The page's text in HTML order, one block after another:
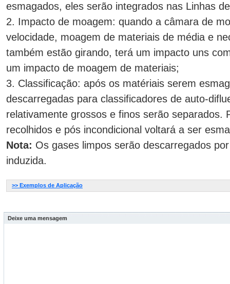
esmagados, eles serão integrados nas Linhas
2. Impacto de moagem: quando a câmara de
velocidade, moagem de materiais de média e
também estão girando, terá um impacto uns
um impacto de moagem de materiais;
3. Classificação: após os matériais serem
descarregadas para classificadores de auto-
relativamente grossos e finos serão separados.
recolhidos e pós incondicional voltará a ser
Nota: Os gases limpos serão descarregados
induzida.
>> Exemplos de Aplicação
Deixe uma mensagem